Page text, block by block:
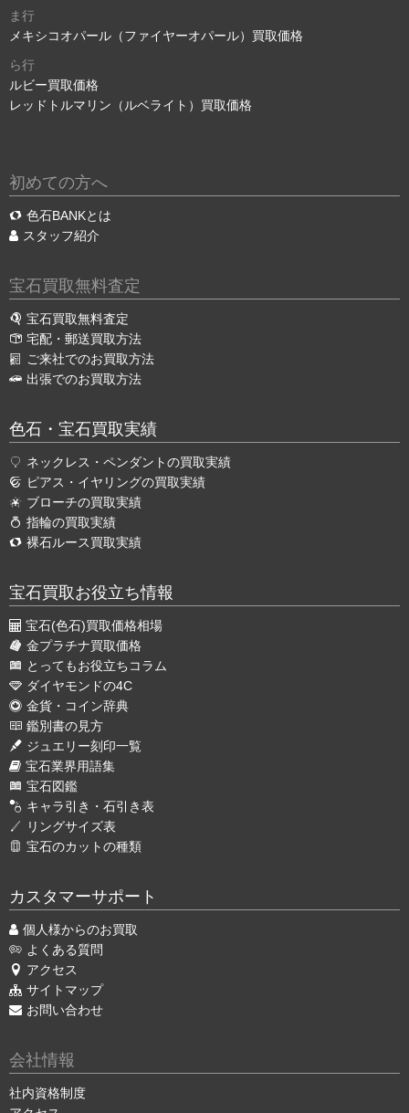
ま行
メキシコオパール（ファイヤーオパール）買取価格
ら行
ルビー買取価格
レッドトルマリン（ルベライト）買取価格
初めての方へ
色石BANKとは
スタッフ紹介
宝石買取無料査定
宝石買取無料査定
宅配・郵送買取方法
ご来社でのお買取方法
出張でのお買取方法
色石・宝石買取実績
ネックレス・ペンダントの買取実績
ピアス・イヤリングの買取実績
ブローチの買取実績
指輪の買取実績
裸石ルース買取実績
宝石買取お役立ち情報
宝石(色石)買取価格相場
金プラチナ買取価格
とってもお役立ちコラム
ダイヤモンドの4C
金貨・コイン辞典
鑑別書の見方
ジュエリー刻印一覧
宝石業界用語集
宝石図鑑
キャラ引き・石引き表
リングサイズ表
宝石のカットの種類
カスタマーサポート
個人様からのお買取
よくある質問
アクセス
サイトマップ
お問い合わせ
会社情報
社内資格制度